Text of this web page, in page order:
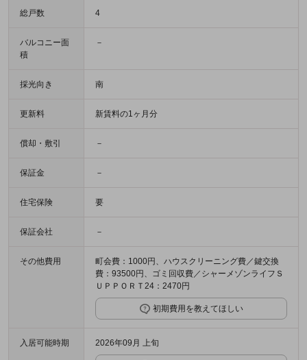
総戸数 4
バルコニー面
積
－
採光向き 南
更新料 新賃料の1ヶ月分
償却・敷引 －
保証金 －
住宅保険 要
保証会社 －
その他費用
町会費：1000円、ハウスクリーニング費／鍵交換
費：93500円、ゴミ回収費／シャーメゾンライフＳ
ＵＰＰＯＲＴ24：2470円
初期費用を教えてほしい
入居可能時期 2026年09月 上旬